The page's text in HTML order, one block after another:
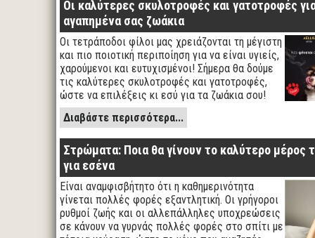
Οι καλύτερες σκυλοτροφές και γατοτροφές
αγαπημένα σας ζωάκια
Οι τετράποδοι φίλοι μας χρειάζονται τη μέγιστη
και πιο ποιοτική περιποίηση για να είναι υγιείς,
χαρούμενοι και ευτυχισμένοι! Σήμερα θα δούμε
τις καλύτερες σκυλοτροφές και γατοτροφές,
ώστε να επιλέξεις κι εσύ για τα ζωάκια σου!
Διαβάστε περισσότερα...
Στρώματα: Ποια θα γίνουν το καλύτερο μέρος
για εσένα
Είναι αναμφισβήτητο ότι η καθημερινότητα
γίνεται πολλές φορές εξαντλητική. Οι γρήγοροι
ρυθμοί ζωής και οι αλλεπάλληλες υποχρεώσεις
σε κάνουν να γυρνάς πολλές φορές στο σπίτι με